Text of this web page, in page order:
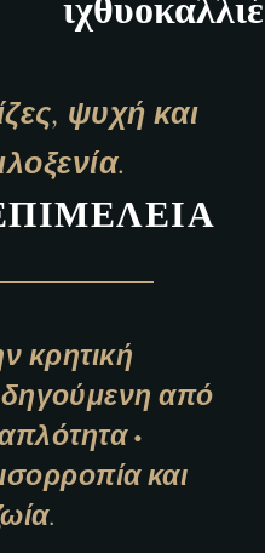
ψυχή και
ΠΙΜΕΛΕΙΑ
κρητική
από
•
και